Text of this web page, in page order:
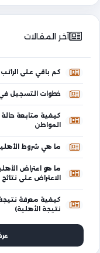
آخر المقالات
كم باقي على
خطوات التسجيل
كيفية متابعة
المواطن
ما هي شروط
ما هو اعتراض
الاعتراض على نتائج
كيفية معرفة
نتيجة الأهلية)